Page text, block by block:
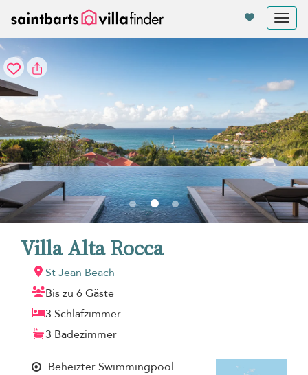
Villa Alta Rocca
St Jean Beach
Bis zu 6 Gäste
3 Schlafzimmer
3 Badezimmer
Beheizter Swimmingpool
Cookie-Einstellungen